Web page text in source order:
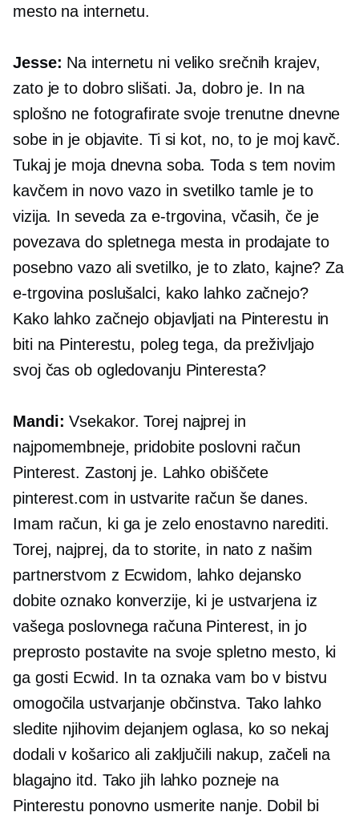
mesto na internetu.
Jesse: Na internetu ni veliko srečnih krajev,
zato je to dobro slišati. Ja, dobro je. In na
splošno ne fotografirate svoje trenutne dnevne
sobe in je objavite. Ti si kot, no, to je moj kavč.
Tukaj je moja dnevna soba. Toda s tem novim
kavčem in novo vazo in svetilko tamle je to
vizija. In seveda za e-trgovina, včasih, če je
povezava do spletnega mesta in prodajate to
posebno vazo ali svetilko, je to zlato, kajne? Za
e-trgovina poslušalci, kako lahko začnejo?
Kako lahko začnejo objavljati na Pinterestu in
biti na Pinterestu, poleg tega, da preživljajo
svoj čas ob ogledovanju Pinteresta?
Mandi: Vsekakor. Torej najprej in
najpomembneje, pridobite poslovni račun
Pinterest. Zastonj je. Lahko obiščete
pinterest.com in ustvarite račun še danes.
Imam račun, ki ga je zelo enostavno narediti.
Torej, najprej, da to storite, in nato z našim
partnerstvom z Ecwidom, lahko dejansko
dobite oznako konverzije, ki je ustvarjena iz
vašega poslovnega računa Pinterest, in jo
preprosto postavite na svoje spletno mesto, ki
ga gosti Ecwid. In ta oznaka vam bo v bistvu
omogočila ustvarjanje občinstva. Tako lahko
sledite njihovim dejanjem oglasa, ko so nekaj
dodali v košarico ali zaključili nakup, začeli na
blagajno itd. Tako jih lahko pozneje na
Pinterestu ponovno usmerite nanje. Dobil bi